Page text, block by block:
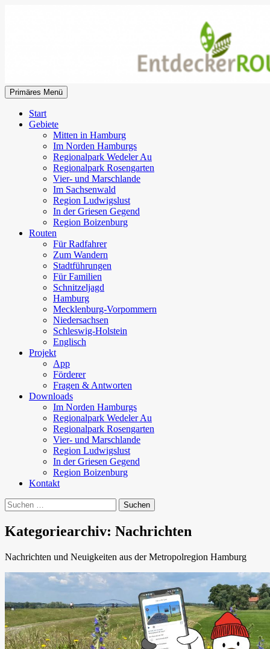
EntdeckerRouten
Suchen
Primäres Menü
Start
Gebiete
Mitten in Hamburg
Im Norden Hamburgs
Regionalpark Wedeler Au
Regionalpark Rosengarten
Vier- und Marschlande
Im Sachsenwald
Region Ludwigslust
In der Griesen Gegend
Region Boizenburg
Routen
Für Radfahrer
Zum Wandern
Stadtführungen
Für Familien
Schnitzeljagd
Hamburg
Mecklenburg-Vorpommern
Niedersachsen
Schleswig-Holstein
Englisch
Projekt
App
Förderer
Fragen & Antworten
Downloads
Im Norden Hamburgs
Regionalpark Wedeler Au
Regionalpark Rosengarten
Vier- und Marschlande
Region Ludwigslust
In der Griesen Gegend
Region Boizenburg
Kontakt
Suchen
nach:
Kategoriearchiv: Nachrichten
Nachrichten und Neuigkeiten aus der Metropolregion Hamburg